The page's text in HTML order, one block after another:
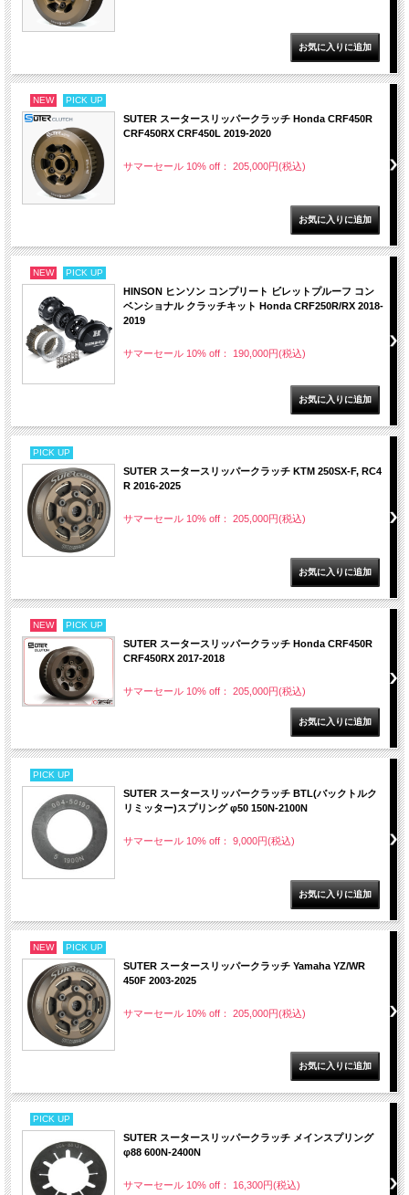
NEW PICK UP
SUTER スータースリッパークラッチ Honda CRF450R
CRF450RX CRF450L 2019-2020
サマーセール 10% off： 205,000円(税込)
NEW PICK UP
HINSON ヒンソン コンプリート ビレットプルーフ コン
ベンショナル クラッチキット Honda CRF250R/RX 2018-
2019
サマーセール 10% off： 190,000円(税込)
PICK UP
SUTER スータースリッパークラッチ KTM 250SX-F, RC4
R 2016-2025
サマーセール 10% off： 205,000円(税込)
NEW PICK UP
SUTER スータースリッパークラッチ Honda CRF450R
CRF450RX 2017-2018
サマーセール 10% off： 205,000円(税込)
PICK UP
SUTER スータースリッパークラッチ BTL(バックトルク
リミッター)スプリング φ50 150N-2100N
サマーセール 10% off： 9,000円(税込)
NEW PICK UP
SUTER スータースリッパークラッチ Yamaha YZ/WR
450F 2003-2025
サマーセール 10% off： 205,000円(税込)
PICK UP
SUTER スータースリッパークラッチ メインスプリング
φ88 600N-2400N
サマーセール 10% off： 16,300円(税込)